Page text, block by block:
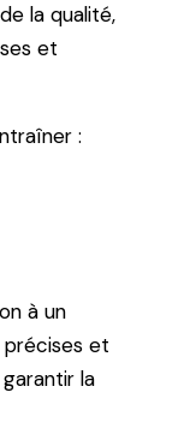
la qualité,
et
:
à un
précises et
la